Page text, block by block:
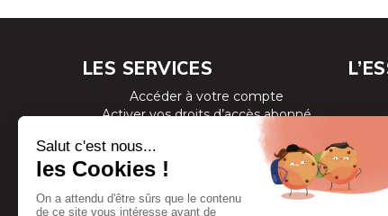
LES SERVICES
Accéder à votre compte
Activer vos droits d’accès abonné
Consulter les magazines
S’inscrire aux newsletters
Devenir annonceur
Se connecter à l’extranet annonceur
Nous contacter